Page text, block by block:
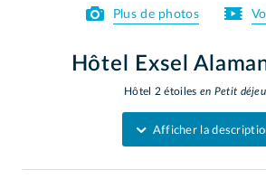
Plus de photos
Hôtel Exsel
Hôtel 2 étoiles en Petit
Afficher la